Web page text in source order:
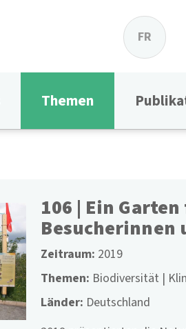
FR
Themen
106 | Ein
Besucherinnen
Zeitraum 2019
Themen Biodiversität
Länder Deutschland